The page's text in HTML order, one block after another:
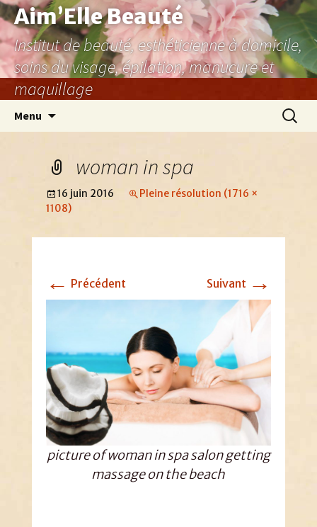
Aller
au
contenu
Aim’Elle Beauté
Institut de beauté, esthéticienne à domicile,
soins du visage, épilation, manucure et
maquillage
Menu
woman in spa
16 juin 2016
Pleine résolution (1716 ×
1108)
← Précédent Suivant →
picture of woman in spa salon getting
massage on the beach